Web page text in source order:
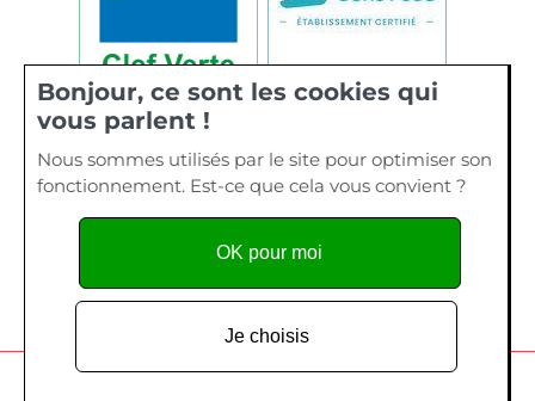
Bonjour, ce sont les cookies qui
vous parlent !
Nous sommes utilisés par le site pour optimiser son
fonctionnement. Est-ce que cela vous convient ?
Je choisis
OK pour moi